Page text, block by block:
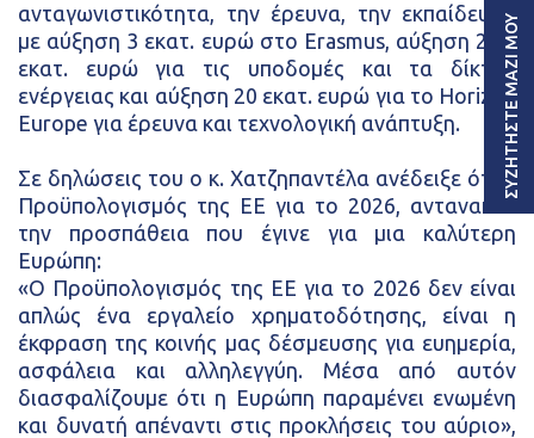
ΣΥΖΗΤΗΣΤΕ ΜΑΖΙ ΜΟΥ
ανταγωνιστικότητα, την έρευνα, την εκπαίδευση
με αύξηση 3 εκατ. ευρώ στο Erasmus, αύξηση 23,5
εκατ. ευρώ για τις υποδομές και τα δίκτυα
ενέργειας και αύξηση 20 εκατ. ευρώ για το Horizon
Europe για έρευνα και τεχνολογική ανάπτυξη.
Σε δηλώσεις του ο κ. Χατζηπαντέλα ανέδειξε ότι ο
Προϋπολογισμός της ΕΕ για το 2026, αντανακλά
την προσπάθεια που έγινε για μια καλύτερη
Ευρώπη:
«Ο Προϋπολογισμός της ΕΕ για το 2026 δεν είναι
απλώς ένα εργαλείο χρηματοδότησης, είναι η
έκφραση της κοινής μας δέσμευσης για ευημερία,
ασφάλεια και αλληλεγγύη. Μέσα από αυτόν
διασφαλίζουμε ότι η Ευρώπη παραμένει ενωμένη
και δυνατή απέναντι στις προκλήσεις του αύριο»,